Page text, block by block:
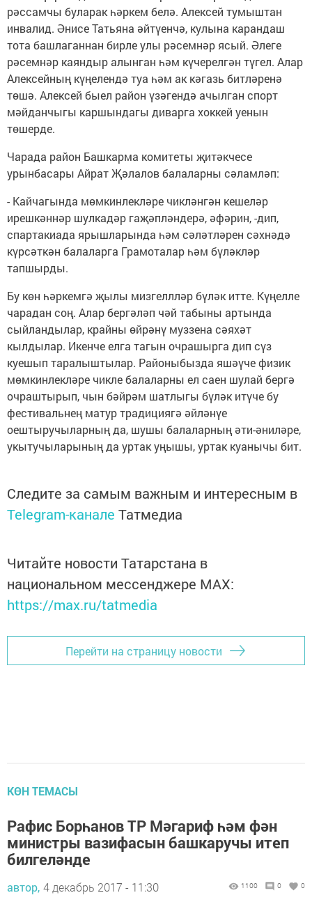
рәссамчы буларак һәркем белә. Алексей тумыштан
инвалид. Әнисе Татьяна әйтүенчә, кулына карандаш
тота башлаганнан бирле улы рәсемнәр ясый. Әлеге
рәсемнәр каяндыр алынган һәм күчерелгән түгел. Алар
Алексейның күңелендә туа һәм ак кәгазь битләренә
төшә. Алексей быел район үзәгендә ачылган спорт
мәйданчыгы каршындагы диварга хоккей уенын
төшерде.
Чарада район Башкарма комитеты җитәкчесе
урынбасары Айрат Җәлалов балаларны сәламләп:
- Кайчагында мөмкинлекләре чикләнгән кешеләр
ирешкәннәр шулкадәр гаҗәпләндерә, әфәрин, -дип,
спартакиада ярышларында һәм сәләтләрен сәхнәдә
күрсәткән балаларга Грамоталар һәм бүләкләр
тапшырды.
Бу көн һәркемгә җылы мизгеллләр бүләк итте. Күңелле
чарадан соң. Алар бергәләп чәй табыны артында
сыйландылар, крайны өйрәнү муззена сәяхәт
кылдылар. Икенче елга тагын очрашырга дип сүз
куешып таралыштылар. Районыбызда яшәүче физик
мөмкинлекләре чикле балаларны ел саен шулай бергә
очраштырып, чын бәйрәм шатлыгы бүләк итүче бу
фестивальнең матур традициягә әйләнүе
оештыручыларның да, шушы балаларның әти-әниләре,
укытучыларының да уртак уңышы, уртак куанычы бит.
Следите за самым важным и интересным в
Telegram-канале Татмедиа
Читайте новости Татарстана в
национальном мессенджере MАХ:
https://max.ru/tatmedia
Перейти на страницу новости
КӨН ТЕМАСЫ
Рафис Борһанов ТР Мәгариф һәм фән
министры вазифасын башкаручы итеп
билгеләнде
автор, 4 декабрь 2017 - 11:30 1100 0 0